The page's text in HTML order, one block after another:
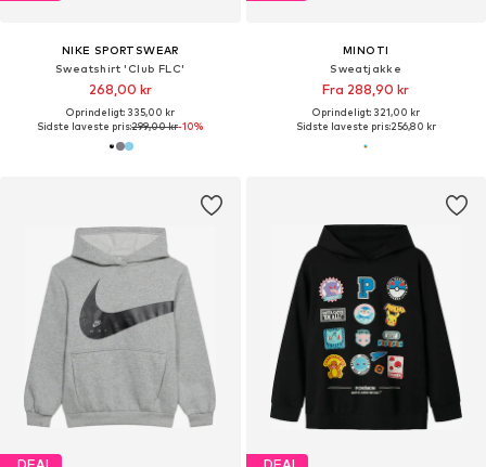
NIKE SPORTSWEAR
Sweatshirt 'Club FLC'
268,00 kr
Oprindeligt: 335,00 kr
Sidste laveste pris:299,00 kr-10%
MINOTI
Sweatjakke
Fra 288,90 kr
Oprindeligt: 321,00 kr
Sidste laveste pris:256,80 kr